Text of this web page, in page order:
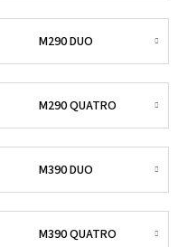
M290 DUO
M290 QUATRO
M390 DUO
M390 QUATRO